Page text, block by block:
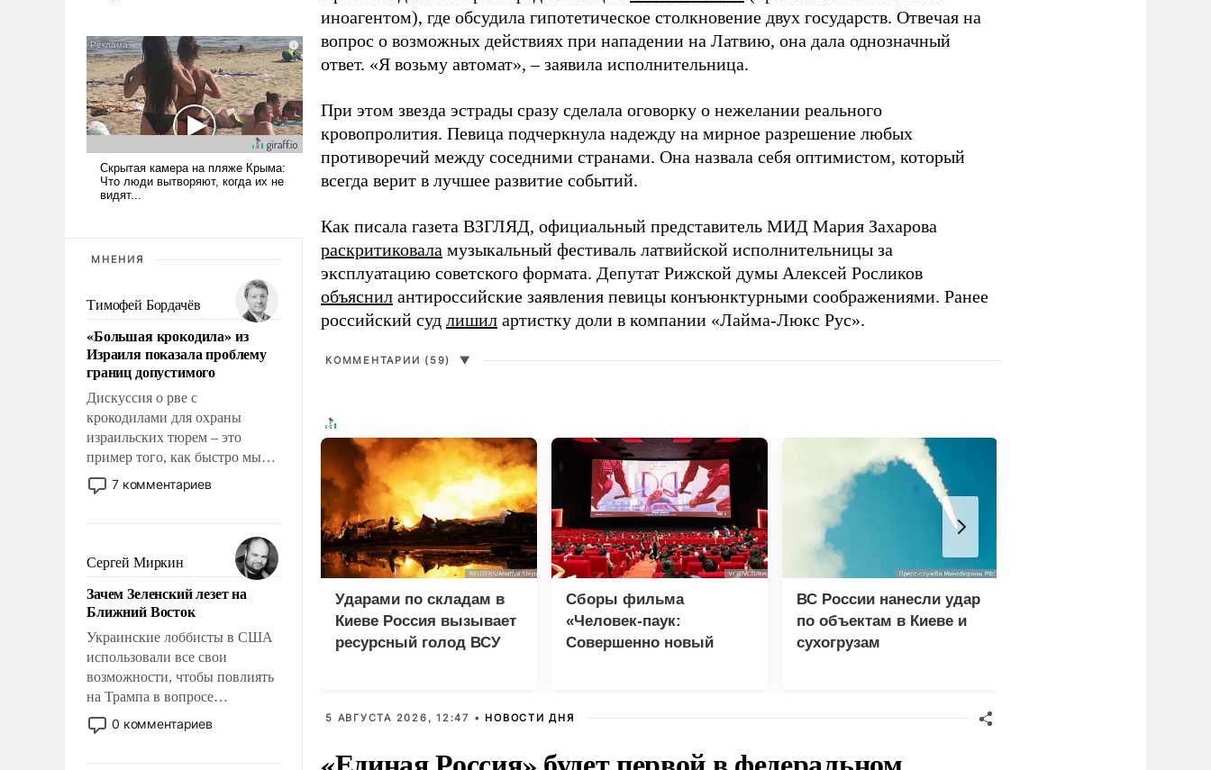
МНЕНИЯ
Тимофей Бордачёв
«Большая крокодила» из
Израиля показала проблему
границ допустимого
Дискуссия о рве с
крокодилами для охраны
израильских тюрем – это
пример того, как быстро мы
двигаемся по пути
революционных изменений.
псевдонаучной фантастики,
стало всерьез обсуждаемой
идеей.
7 комментариев
Сергей Миркин
Зачем Зеленский лезет на
Ближний Восток
Украинские лоббисты в США
использовали все свои
возможности, чтобы повлиять
на Трампа в вопросе
предоставления вооружений
своим нанимателям. Вероятно,
0 комментариев
иноагентом), где обсудила гипотетическое столкновение двух государств. Отвечая на
вопрос о возможных действиях при нападении на Латвию, она дала однозначный
ответ. «Я возьму автомат», – заявила исполнительница.
При этом звезда эстрады сразу сделала оговорку о нежелании реального
кровопролития. Певица подчеркнула надежду на мирное разрешение любых
противоречий между соседними странами. Она назвала себя оптимистом, который
всегда верит в лучшее развитие событий.
Как писала газета ВЗГЛЯД, официальный представитель МИД Мария Захарова
раскритиковала музыкальный фестиваль латвийской исполнительницы за
эксплуатацию советского формата. Депутат Рижской думы Алексей Росликов
объяснил антироссийские заявления певицы конъюнктурными соображениями. Ранее
российский суд лишил артистку доли в компании «Лайма-Люкс Рус».
КОММЕНТАРИИ (59) ▼
Ударами по складам в
Киеве Россия вызывает
ресурсный голод ВСУ
Сборы фильма
«Человек-паук:
Совершенно новый
ВС России нанесли удар
по объектам в Киеве и
сухогрузам
5 АВГУСТА 2026, 12:47 • НОВОСТИ ДНЯ